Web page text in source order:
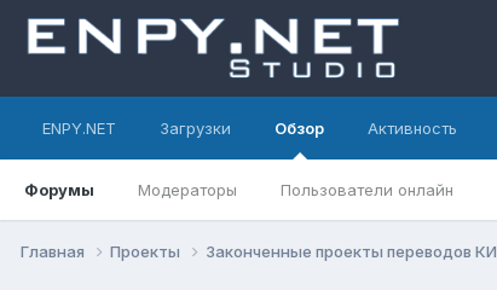
ENPY.NET Загрузки Обзор
Форумы Модераторы Пользователи онлайн
Активность
Главная Проекты Законченные проекты переводов КИ